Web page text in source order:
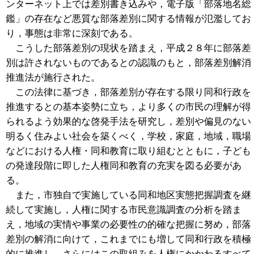
ンターネット上では差別書き込みや，電子版「部落地名総
鑑」の存在など悪質な部落差別に関する情報が氾濫してお
り，事態は非常に深刻である。
こうした部落差別の現状を踏まえ，平成２８年に部落差
別は許されないものであるとの認識のもと，部落差別解消
推進法が施行された。
この法律に基づき，部落差別が存在する限り同和行政を
推進するとの基本姿勢に立ち，より多くの市民の理解が得
られるよう効果的な啓発手法を研究し，差別や偏見のない
明るく住みよい社会を築くべく，学校，家庭，地域，職場
などにおける人権・同和教育に取り組むとともに，子ども
の発達段階に即した人権同和教育の充実を図る必要があ
る。
また，市独自で実施している同和地区実態把握調査を継
続して実施し，人権に関する市民意識調査の分析を踏ま
え，地域の実情や事業の必要性の的確な把握に努め，部落
差別の解消に向けて，これまでにも増して同和行政を積極